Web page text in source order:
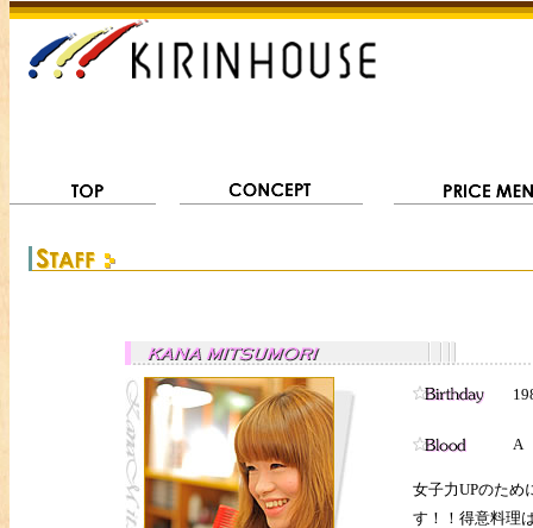
A
女子力UPのため
す！！得意料理